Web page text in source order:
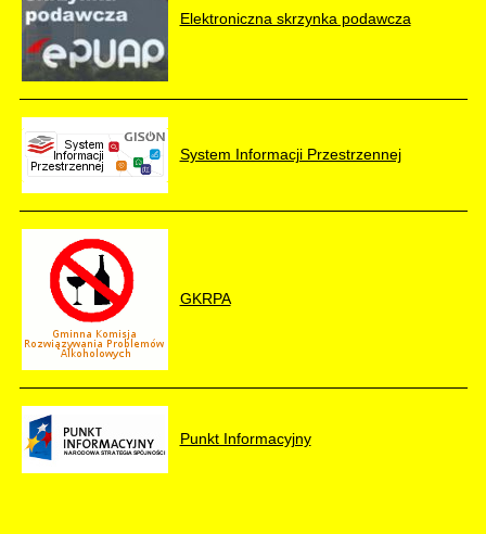
Elektroniczna skrzynka podawcza
System Informacji Przestrzennej
GKRPA
Punkt Informacyjny